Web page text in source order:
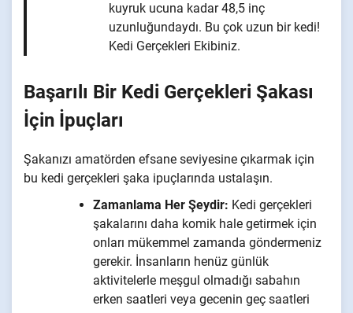
kuyruk ucuna kadar 48,5 inç
uzunluğundaydı. Bu çok uzun bir kedi!
Kedi Gerçekleri Ekibiniz.
Başarılı Bir Kedi Gerçekleri Şakası
İçin İpuçları
Şakanızı amatörden efsane seviyesine çıkarmak için
bu kedi gerçekleri şaka ipuçlarında ustalaşın.
Zamanlama Her Şeydir: Kedi gerçekleri
şakalarını daha komik hale getirmek için
onları mükemmel zamanda göndermeniz
gerekir. İnsanların henüz günlük
aktivitelerle meşgul olmadığı sabahın
erken saatleri veya gecenin geç saatleri